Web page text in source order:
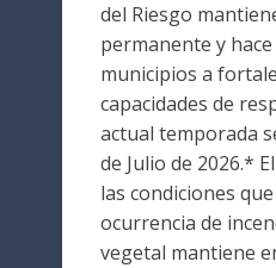
del Riesgo
permanente y
municipios a
capacidades de
actual temporada
de Julio de 2026.*
las condiciones
ocurrencia de
vegetal mantiene